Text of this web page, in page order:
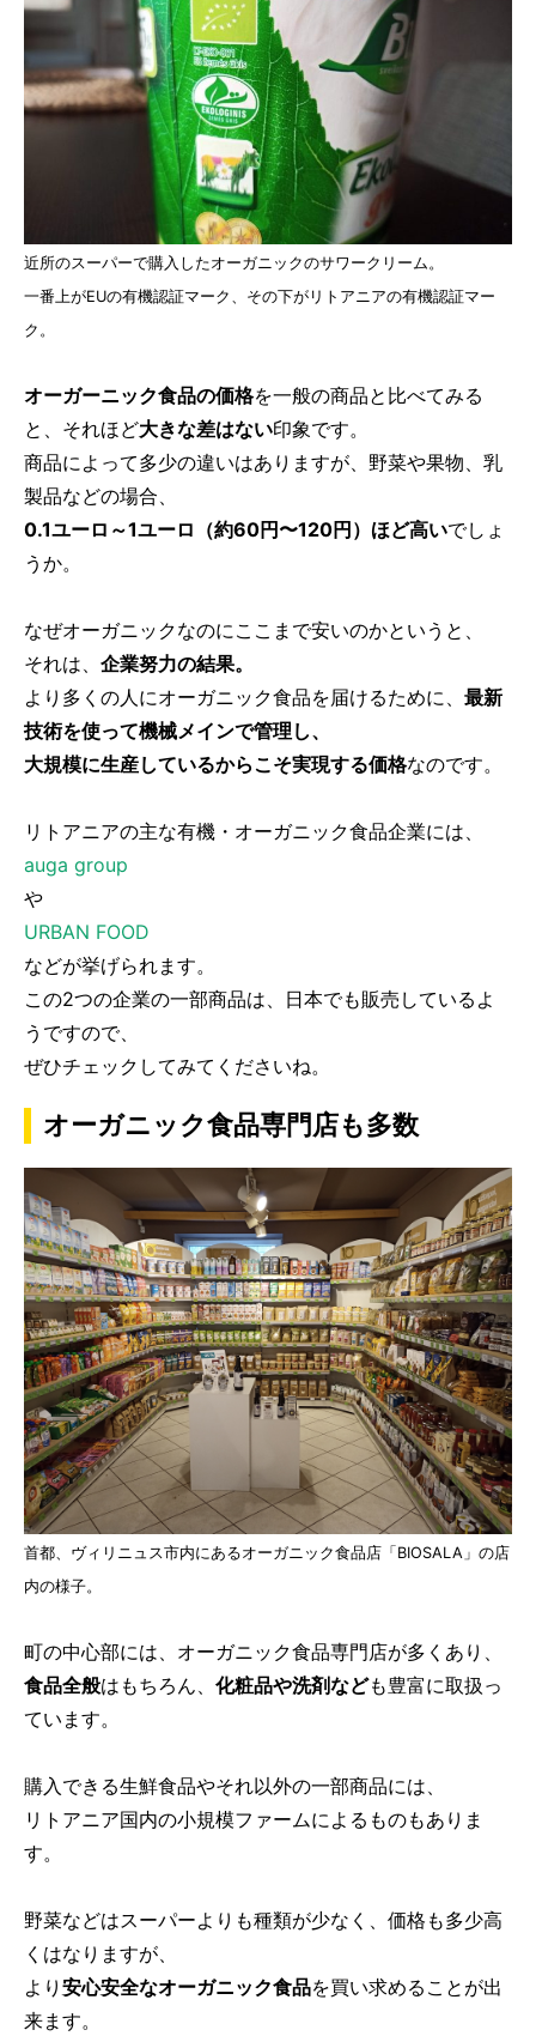
近所のスーパーで購入したオーガニックのサワークリーム。
一番上がEUの有機認証マーク、その下がリトアニアの有機認証マー
ク。
オーガーニック食品の価格を一般の商品と比べてみる
と、それほど大きな差はない印象です。
商品によって多少の違いはありますが、野菜や果物、乳
製品などの場合、
0.1ユーロ～1ユーロ（約60円〜120円）ほど高いでしょ
うか。
なぜオーガニックなのにここまで安いのかというと、
それは、 企業努力の結果。
より多くの人にオーガニック食品を届けるために、 最新
技術を使って機械メインで管理し、
大規模に生産しているからこそ実現する価格なのです。
リトアニアの主な有機・オーガニック食品企業には、
auga group
や
URBAN FOOD
などが挙げられます。
この2つの企業の一部商品は、日本でも販売しているよ
うですので、
ぜひチェックしてみてくださいね。
オーガニック食品専門店も多数
首都、ヴィリニュス市内にあるオーガニック食品店「BIOSALA」の店
内の様子。
町の中心部には、オーガニック食品専門店が多くあり、
食品全般はもちろん、 化粧品や洗剤なども豊富に取扱っ
ています。
購入できる生鮮食品やそれ以外の一部商品には、
リトアニア国内の小規模ファームによるものもありま
す。
野菜などはスーパーよりも種類が少なく、価格も多少高
くはなりますが、
より 安心安全なオーガニック食品を買い求めることが出
来ます。